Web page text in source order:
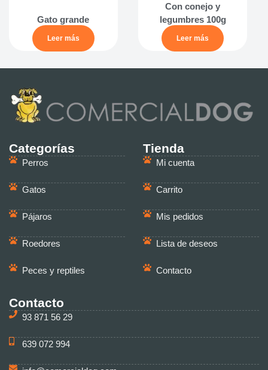
Gato grande
Leer más
Con conejo y
legumbres 100g
Leer más
Categorías
Perros
Gatos
Pájaros
Roedores
Peces y reptiles
Tienda
Mi cuenta
Carrito
Mis pedidos
Lista de deseos
Contacto
Contacto
93 871 56 29
639 072 994